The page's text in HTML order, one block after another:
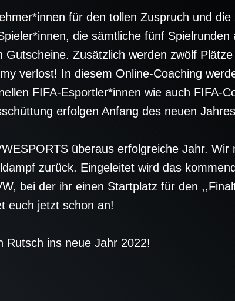
für den tollen Zuspruch und die
die sämtliche fünf
Gutscheine. Zusätzlich werden zwölf
verlost! In diesem Online-Coaching
FIFA-Esportler*innen wie auch FIFA-
erfolgen Anfang des neuen
überaus erfolgreiche Jahr.
zurück. Eingeleitet wird das
bei der ihr einen Startplatz für den
euch jetzt schon an!
Rutsch ins neue Jahr 2022!